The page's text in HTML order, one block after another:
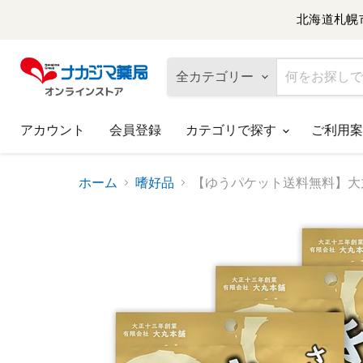
北海道札幌
全カテゴリー
アカウント 会員登録 カテゴリで探す ご利用
ホーム 嗜好品 【ゆうパケット送料無料】